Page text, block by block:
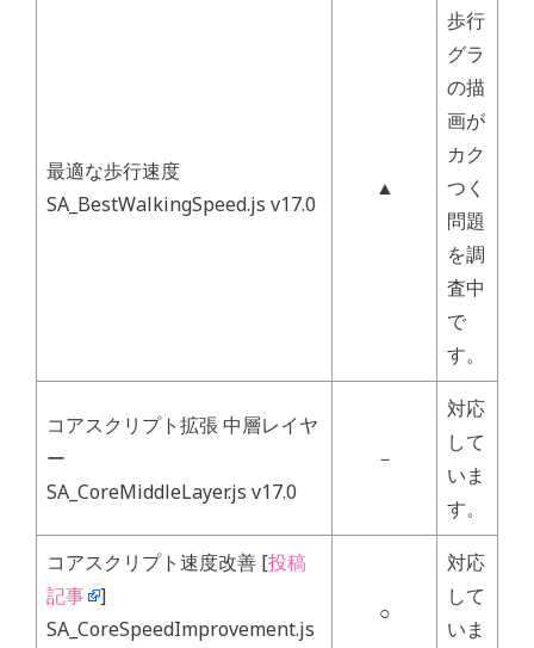
最適な歩行速度
SA_BestWalkingSpeed.js v17.0
▲
歩行
グラ
の描
画が
カク
つく
問題
を調
査中
で
す。
コアスクリプト拡張 中層レイヤ
ー
SA_CoreMiddleLayer.js v17.0
－
対応
して
いま
す。
コアスクリプト速度改善 [投稿
記事 ]
SA_CoreSpeedImprovement.js
○
対応
して
いま